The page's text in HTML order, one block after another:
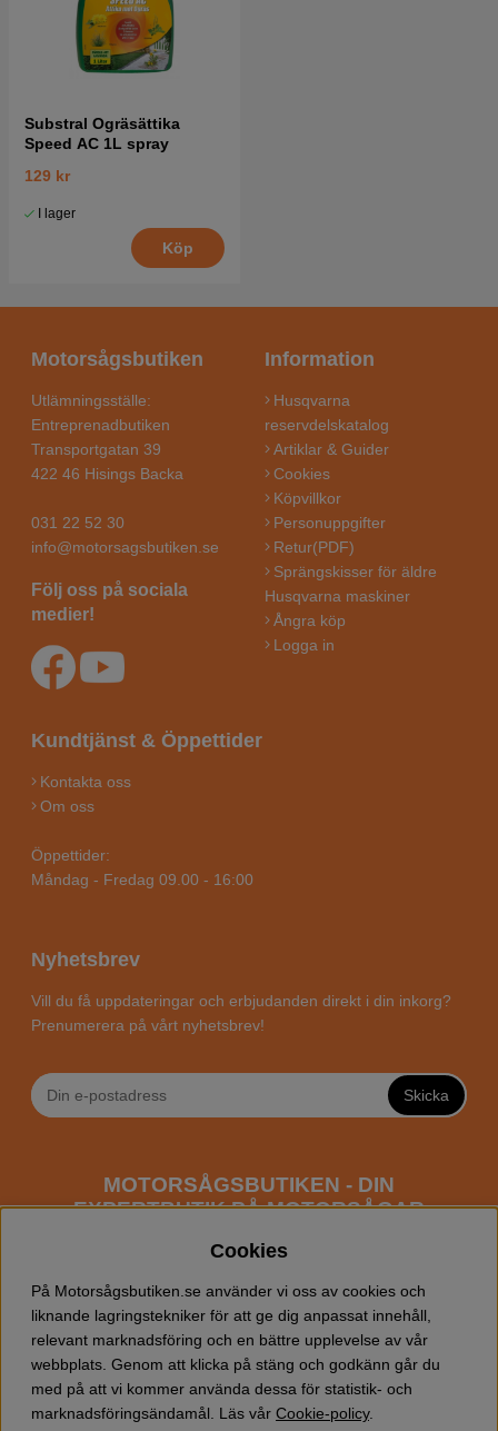
Substral Ogräsättika
Speed AC 1L spray
129 kr
I lager
Köp
Motorsågsbutiken
Utlämningsställe:
Entreprenadbutiken
Transportgatan 39
422 46 Hisings Backa
031 22 52 30
info@motorsagsbutiken.se
Följ oss på sociala
medier!
Information
Husqvarna
reservdelskatalog
Artiklar & Guider
Cookies
Köpvillkor
Personuppgifter
Retur(PDF)
Sprängskisser för äldre
Husqvarna maskiner
Ångra köp
Logga in
Kundtjänst & Öppettider
Kontakta oss
Om oss
Öppettider:
Måndag - Fredag 09.00 - 16:00
Nyhetsbrev
Vill du få uppdateringar och erbjudanden direkt i din inkorg?
Prenumerera på vårt nyhetsbrev!
Skicka
MOTORSÅGSBUTIKEN - DIN
EXPERTBUTIK PÅ MOTORSÅGAR
fokus mot entusiaster och professionella användare av
motorsågar. Vi erbjuder ett brett sortiment av
Husqvarna motorsågarsamt alla tänkbaratillbehör
du kan behöva vid trädfällning, gallring och allmän
skogsskötsel. Välkommen att handla din Husqvarna
motorsåg och tillbehör online hos oss!
Cookies
På Motorsågsbutiken.se använder vi oss av cookies och
liknande lagringstekniker för att ge dig anpassat innehåll,
relevant marknadsföring och en bättre upplevelse av vår
webbplats. Genom att klicka på stäng och godkänn går du
med på att vi kommer använda dessa för statistik- och
marknadsföringsändamål. Läs vår Cookie-policy.